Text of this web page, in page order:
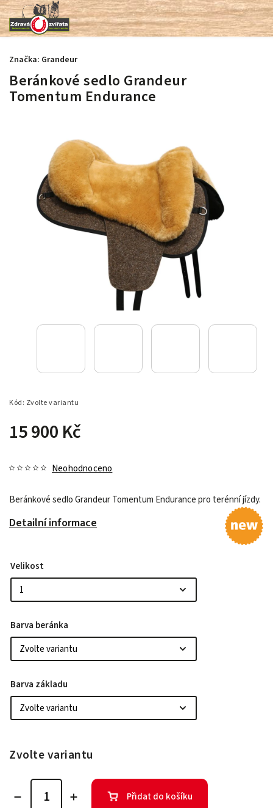
Beránkové sedlo Grandeur
Tomentum Endurance
Kód: Zvolte variantu
15 900 Kč
Neohodnoceno
Beránkové sedlo Grandeur Tomentum Endurance pro terénní jízdy.
Detailní informace
Značka: Grandeur
Velikost
Barva beránka
Barva základu
Zvolte variantu
Přidat do košíku